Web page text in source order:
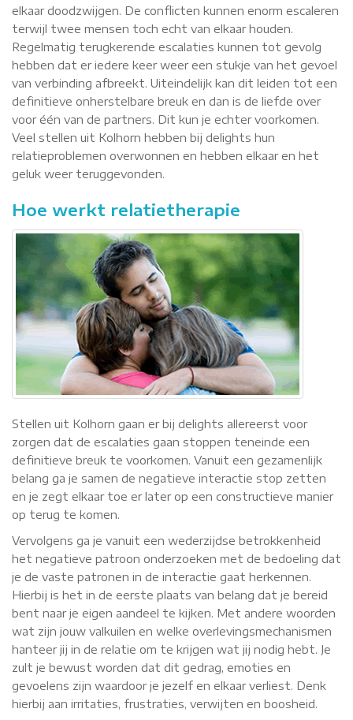
elkaar doodzwijgen. De conflicten kunnen enorm escaleren
terwijl twee mensen toch echt van elkaar houden.
Regelmatig terugkerende escalaties kunnen tot gevolg
hebben dat er iedere keer weer een stukje van het gevoel
van verbinding afbreekt. Uiteindelijk kan dit leiden tot een
definitieve onherstelbare breuk en dan is de liefde over
voor één van de partners. Dit kun je echter voorkomen.
Veel stellen uit Kolhorn hebben bij delights hun
relatieproblemen overwonnen en hebben elkaar en het
geluk weer teruggevonden.
Hoe werkt relatietherapie
Stellen uit Kolhorn gaan er bij delights allereerst voor
zorgen dat de escalaties gaan stoppen teneinde een
definitieve breuk te voorkomen. Vanuit een gezamenlijk
belang ga je samen de negatieve interactie stop zetten
en je zegt elkaar toe er later op een constructieve manier
op terug te komen.
Vervolgens ga je vanuit een wederzijdse betrokkenheid
het negatieve patroon onderzoeken met de bedoeling dat
je de vaste patronen in de interactie gaat herkennen.
Hierbij is het in de eerste plaats van belang dat je bereid
bent naar je eigen aandeel te kijken. Met andere woorden
wat zijn jouw valkuilen en welke overlevingsmechanismen
hanteer jij in de relatie om te krijgen wat jij nodig hebt. Je
zult je bewust worden dat dit gedrag, emoties en
gevoelens zijn waardoor je jezelf en elkaar verliest. Denk
hierbij aan irritaties, frustraties, verwijten en boosheid.